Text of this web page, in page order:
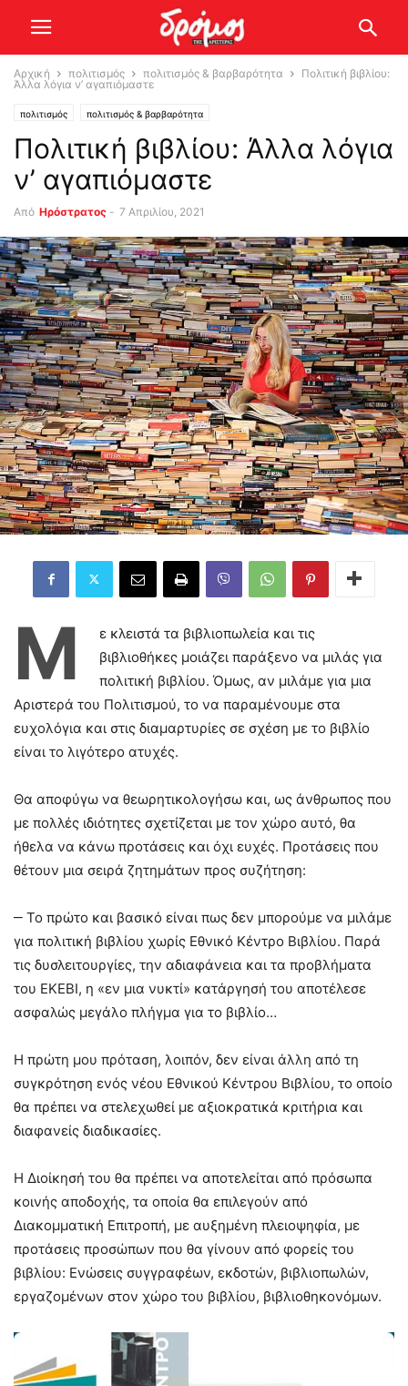
Αρχική πολιτισμός πολιτισμός & βαρβαρότητα
Πολιτική βιβλίου:
Άλλα λόγια ν’ αγαπιόμαστε
πολιτισμός πολιτισμός & βαρβαρότητα
Πολιτική βιβλίου: Άλλα λόγια
ν’ αγαπιόμαστε
Από Ηρόστρατος - 7 Απριλίου, 2021
Μ
ε κλειστά τα βιβλιοπωλεία και τις
βιβλιοθήκες μοιάζει παράξενο να μιλάς για
πολιτική βιβλίου. Όμως, αν μιλάμε για μια
Αριστερά του Πολιτισμού, το να παραμένουμε στα
ευχολόγια και στις διαμαρτυρίες σε σχέση με το βιβλίο
είναι το λιγότερο ατυχές.
Θα αποφύγω να θεωρητικολογήσω και, ως άνθρωπος που
με πολλές ιδιότητες σχετίζεται με τον χώρο αυτό, θα
ήθελα να κάνω προτάσεις και όχι ευχές. Προτάσεις που
θέτουν μια σειρά ζητημάτων προς συζήτηση:
‒ Το πρώτο και βασικό είναι πως δεν μπορούμε να μιλάμε
για πολιτική βιβλίου χωρίς Εθνικό Κέντρο Βιβλίου. Παρά
τις δυσλειτουργίες, την αδιαφάνεια και τα προβλήματα
του ΕΚΕΒΙ, η «εν μια νυκτί» κατάργησή του αποτέλεσε
ασφαλώς μεγάλο πλήγμα για το βιβλίο…
Η πρώτη μου πρόταση, λοιπόν, δεν είναι άλλη από τη
συγκρότηση ενός νέου Εθνικού Κέντρου Βιβλίου, το οποίο
θα πρέπει να στελεχωθεί με αξιοκρατικά κριτήρια και
διαφανείς διαδικασίες.
Η Διοίκησή του θα πρέπει να αποτελείται από πρόσωπα
κοινής αποδοχής, τα οποία θα επιλεγούν από
Διακομματική Επιτροπή, με αυξημένη πλειοψηφία, με
προτάσεις προσώπων που θα γίνουν από φορείς του
βιβλίου: Ενώσεις συγγραφέων, εκδοτών, βιβλιοπωλών,
εργαζομένων στον χώρο του βιβλίου, βιβλιοθηκονόμων.